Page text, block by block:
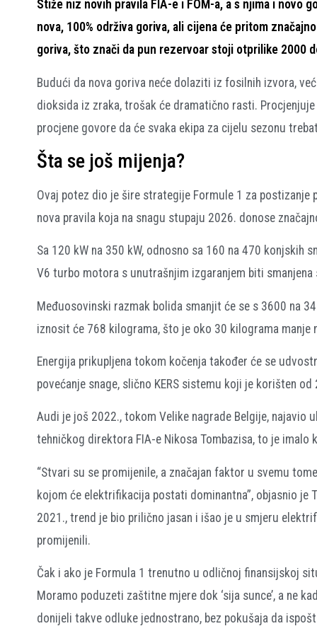
Stiže niz novih pravila FIA-e i FOM-a, a s njima i novo
nova, 100% održiva goriva, ali cijena će pritom
goriva, što znači da pun rezervoar stoji otprilike 2000
Budući da nova goriva neće dolaziti iz fosilnih izvora,
dioksida iz zraka, trošak će dramatično rasti.
procjene govore da će svaka ekipa za cijelu sezonu
Šta se još mijenja?
Ovaj potez dio je šire strategije Formule 1 za
nova pravila koja na snagu stupaju 2026. donose
Sa 120 kW na 350 kW, odnosno sa 160 na 470
V6 turbo motora s unutrašnjim izgaranjem biti smanjena
Međuosovinski razmak bolida smanjit će se s 3600 na
iznosit će 768 kilograma, što je oko 30 kilograma manje
Energija prikupljena tokom kočenja također će se
povećanje snage, slično KERS sistemu koji je korišten
Audi je još 2022., tokom Velike nagrade Belgije, najavio
tehničkog direktora FIA-e Nikosa Tombazisa, to je
“Stvari su se promijenile, a značajan faktor u svemu
kojom će elektrifikacija postati dominantna”, objasnio
2021., trend je bio prilično jasan i išao je u smjeru
promijenili.
Čak i ako je Formula 1 trenutno u odličnoj finansijskoj
Moramo poduzeti zaštitne mjere dok ‘sija sunce’, a ne
donijeli takve odluke jednostrano, bez pokušaja da